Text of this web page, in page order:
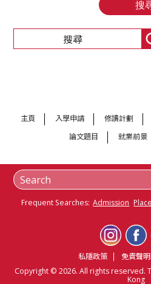
主頁 入學申請 修讀計劃
論文題目
就業前景
Frequent Searches: Admission
私隱政策 免責聲明
Copyright © 2026. All rights reserved.
Kong